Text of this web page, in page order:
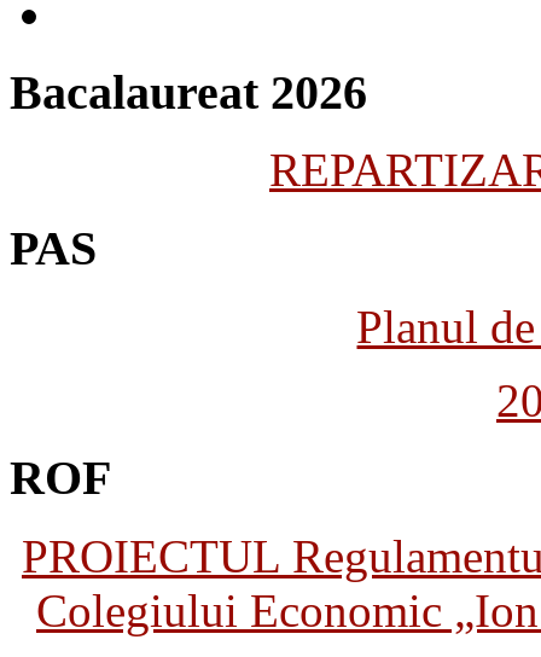
Bacalaureat 2026
PAS
Planul
ROF
PROIECTUL
Colegiului Economic